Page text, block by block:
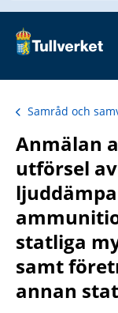
Samråd och
Anmälan
utförsel
statliga
samt
annan